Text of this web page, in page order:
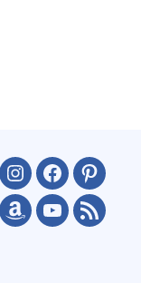
InstagramFacebook
AmazonYoutube
Feed